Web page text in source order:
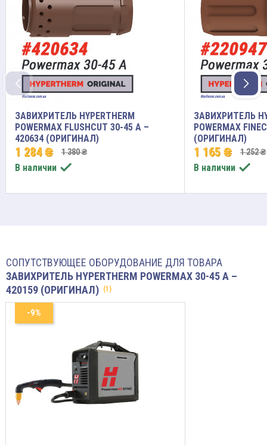
ЗАВИХРИТЕЛЬ HYPERTHERM
POWERMAX FLUSHCUT 30-45 A –
420634 (ОРИГИНАЛ)
1 284 ₴ 1 380 ₴
В наличии 
ЗАВИХРИТЕЛЬ
POWERMAX
(ОРИГИНАЛ)
1 165 ₴ 1 252 ₴
В наличии 
СОПУТСТВУЮЩЕЕ ОБОРУДОВАНИЕ ДЛЯ ТОВАРА
ЗАВИХРИТЕЛЬ HYPERTHERM POWERMAX 30-45 A –
420159 (ОРИГИНАЛ) (1)
-9%